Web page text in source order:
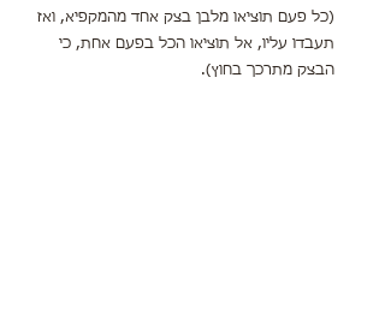
(כל פעם תוציאו מלבן בצק אחד מהמקפיא, ואז
תעבדו עליו, אל תוציאו הכל בפעם אחת, כי
הבצק מתרכך בחוץ).